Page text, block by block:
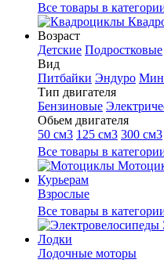
Все товары в
Возраст
Детские Подростковые
Вид
Питбайки Эндуро
Тип двигателя
Бензиновые
Обьем двигателя
50 см3 125 см3 300 см3
Все товары в
Курьерам
Взрослые
Все товары в
Лодки
Лодочные моторы